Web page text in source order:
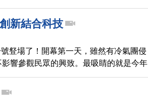
兔」，結合最新科技，還配合音樂和水
接下來元宵節前後的九天展期，預估會
念館賞燈會。
新結合科技
豋場了！開幕第一天，雖然有冷氣團侵
響參觀民眾的興致。最吸睛的就是今年
兔」，結合最新科技，還配合音樂和水
接下來元宵節前後的九天展期，預估會
念館賞燈會。